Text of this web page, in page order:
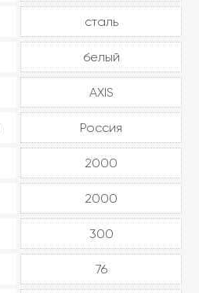
сталь
белый
AXIS
Россия
2000
2000
300
76